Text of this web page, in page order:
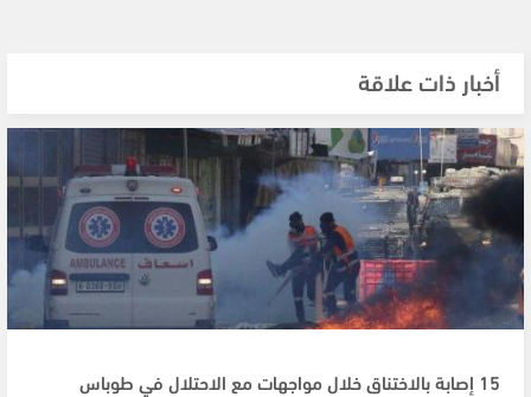
أخبار ذات علاقة
15 إصابة بالاختناق خلال مواجهات مع الاحتلال في طوباس